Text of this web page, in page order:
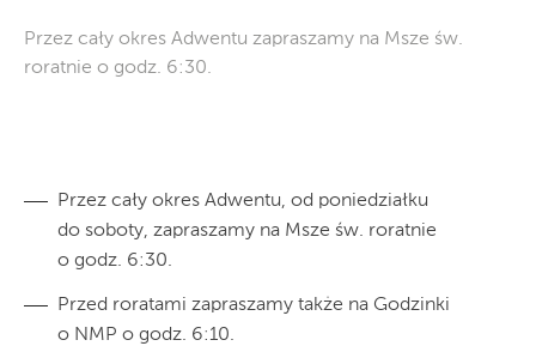
Przez cały okres Adwentu zapraszamy na Msze św.
roratnie o godz. 6:30.
Przez cały okres Adwentu, od poniedziałku
do soboty, zapraszamy na Msze św. roratnie
o godz. 6:30.
Przed roratami zapraszamy także na Godzinki
o NMP o godz. 6:10.